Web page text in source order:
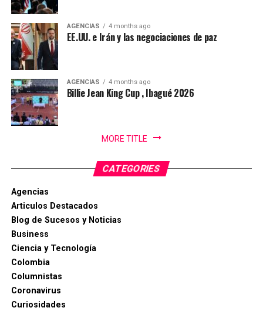
AGENCIAS 4 months ago
EE.UU. e Irán y las negociaciones de paz
AGENCIAS 4 months ago
Billie Jean King Cup , Ibagué 2026
MORE TITLE
CATEGORIES
Agencias
Articulos Destacados
Blog de Sucesos y Noticias
Business
Ciencia y Tecnología
Colombia
Columnistas
Coronavirus
Curiosidades